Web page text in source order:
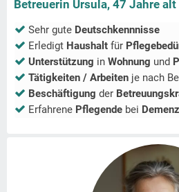
Betreuerin Ursula, 47 Jahre alt
Sehr gute Deutschkennnisse
Erledigt Haushalt für
Unterstützung in Wohnung und
Tätigkeiten / Arbeiten je nach
Beschäftigung der
Erfahrene Pflegende bei Demenz